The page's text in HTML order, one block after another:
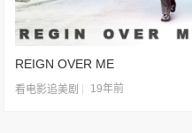
REIGN OVER ME
看电影追美剧 19年前